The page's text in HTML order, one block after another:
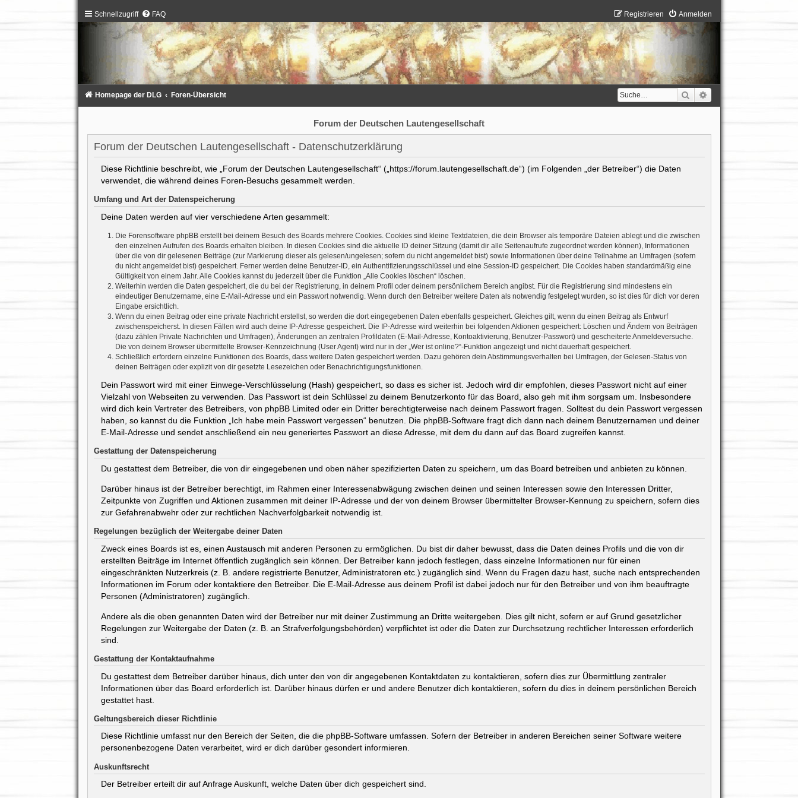
Schnellzugriff FAQ Anmelden
Registrieren
Suche
Homepage der DLG Foren-Übersicht
Forum der Deutschen Lautengesellschaft
Forum der Deutschen Lautengesellschaft - Datenschutzerklärung
Diese Richtlinie beschreibt, wie „Forum der Deutschen Lautengesellschaft“ („https://forum.lautengesellschaft.de“) (im Folgenden „der Betreiber“) die Daten
verwendet, die während deines Foren-Besuchs gesammelt werden.
Umfang und Art der Datenspeicherung
Deine Daten werden auf vier verschiedene Arten gesammelt:
Die Forensoftware phpBB erstellt bei deinem Besuch des Boards mehrere Cookies. Cookies sind kleine Textdateien, die dein Browser als temporäre Dateien ablegt und die zwischen
den einzelnen Aufrufen des Boards erhalten bleiben. In diesen Cookies sind die aktuelle ID deiner Sitzung (damit dir alle Seitenaufrufe zugeordnet werden können), Informationen
über die von dir gelesenen Beiträge (zur Markierung dieser als gelesen/ungelesen; sofern du nicht angemeldet bist) sowie Informationen über deine Teilnahme an Umfragen (sofern
du nicht angemeldet bist) gespeichert. Ferner werden deine Benutzer-ID, ein Authentifizierungsschlüssel und eine Session-ID gespeichert. Die Cookies haben standardmäßig eine
Gültigkeit von einem Jahr. Alle Cookies kannst du jederzeit über die Funktion „Alle Cookies löschen“ löschen.
Weiterhin werden die Daten gespeichert, die du bei der Registrierung, in deinem Profil oder deinem persönlichem Bereich angibst. Für die Registrierung sind mindestens ein
eindeutiger Benutzername, eine E-Mail-Adresse und ein Passwort notwendig. Wenn durch den Betreiber weitere Daten als notwendig festgelegt wurden, so ist dies für dich vor deren
Eingabe ersichtlich.
Wenn du einen Beitrag oder eine private Nachricht erstellst, so werden die dort eingegebenen Daten ebenfalls gespeichert. Gleiches gilt, wenn du einen Beitrag als Entwurf
zwischenspeicherst. In diesen Fällen wird auch deine IP-Adresse gespeichert. Die IP-Adresse wird weiterhin bei folgenden Aktionen gespeichert: Löschen und Ändern von Beiträgen
(dazu zählen Private Nachrichten und Umfragen), Änderungen an zentralen Profildaten (E-Mail-Adresse, Kontoaktivierung, Benutzer-Passwort) und gescheiterte Anmeldeversuche.
Die von deinem Browser übermittelte Browser-Kennzeichnung (User Agent) wird nur in der „Wer ist online?“-Funktion angezeigt und nicht dauerhaft gespeichert.
Schließlich erfordern einzelne Funktionen des Boards, dass weitere Daten gespeichert werden. Dazu gehören dein Abstimmungsverhalten bei Umfragen, der Gelesen-Status von
deinen Beiträgen oder explizit von dir gesetzte Lesezeichen oder Benachrichtigungsfunktionen.
Dein Passwort wird mit einer Einwege-Verschlüsselung (Hash) gespeichert, so dass es sicher ist. Jedoch wird dir empfohlen, dieses Passwort nicht auf einer
Vielzahl von Webseiten zu verwenden. Das Passwort ist dein Schlüssel zu deinem Benutzerkonto für das Board, also geh mit ihm sorgsam um. Insbesondere
wird dich kein Vertreter des Betreibers, von phpBB Limited oder ein Dritter berechtigterweise nach deinem Passwort fragen. Solltest du dein Passwort vergessen
haben, so kannst du die Funktion „Ich habe mein Passwort vergessen“ benutzen. Die phpBB-Software fragt dich dann nach deinem Benutzernamen und deiner
E-Mail-Adresse und sendet anschließend ein neu generiertes Passwort an diese Adresse, mit dem du dann auf das Board zugreifen kannst.
Gestattung der Datenspeicherung
Du gestattest dem Betreiber, die von dir eingegebenen und oben näher spezifizierten Daten zu speichern, um das Board betreiben und anbieten zu können.
Darüber hinaus ist der Betreiber berechtigt, im Rahmen einer Interessenabwägung zwischen deinen und seinen Interessen sowie den Interessen Dritter,
Zeitpunkte von Zugriffen und Aktionen zusammen mit deiner IP-Adresse und der von deinem Browser übermittelter Browser-Kennung zu speichern, sofern dies
zur Gefahrenabwehr oder zur rechtlichen Nachverfolgbarkeit notwendig ist.
Regelungen bezüglich der Weitergabe deiner Daten
Zweck eines Boards ist es, einen Austausch mit anderen Personen zu ermöglichen. Du bist dir daher bewusst, dass die Daten deines Profils und die von dir
erstellten Beiträge im Internet öffentlich zugänglich sein können. Der Betreiber kann jedoch festlegen, dass einzelne Informationen nur für einen
eingeschränkten Nutzerkreis (z. B. andere registrierte Benutzer, Administratoren etc.) zugänglich sind. Wenn du Fragen dazu hast, suche nach entsprechenden
Informationen im Forum oder kontaktiere den Betreiber. Die E-Mail-Adresse aus deinem Profil ist dabei jedoch nur für den Betreiber und von ihm beauftragte
Personen (Administratoren) zugänglich.
Andere als die oben genannten Daten wird der Betreiber nur mit deiner Zustimmung an Dritte weitergeben. Dies gilt nicht, sofern er auf Grund gesetzlicher
Regelungen zur Weitergabe der Daten (z. B. an Strafverfolgungsbehörden) verpflichtet ist oder die Daten zur Durchsetzung rechtlicher Interessen erforderlich
sind.
Gestattung der Kontaktaufnahme
Du gestattest dem Betreiber darüber hinaus, dich unter den von dir angegebenen Kontaktdaten zu kontaktieren, sofern dies zur Übermittlung zentraler
Informationen über das Board erforderlich ist. Darüber hinaus dürfen er und andere Benutzer dich kontaktieren, sofern du dies in deinem persönlichen Bereich
gestattet hast.
Geltungsbereich dieser Richtlinie
Diese Richtlinie umfasst nur den Bereich der Seiten, die die phpBB-Software umfassen. Sofern der Betreiber in anderen Bereichen seiner Software weitere
personenbezogene Daten verarbeitet, wird er dich darüber gesondert informieren.
Auskunftsrecht
Der Betreiber erteilt dir auf Anfrage Auskunft, welche Daten über dich gespeichert sind.